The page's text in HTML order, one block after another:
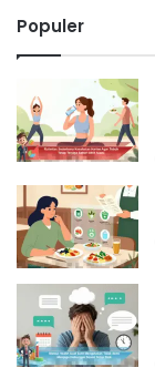
Populer